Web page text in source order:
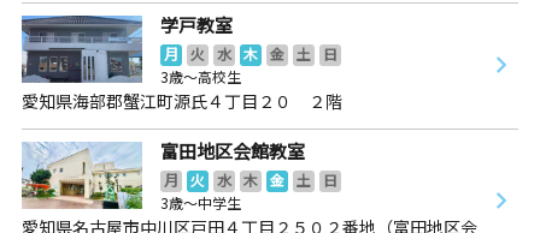
学戸教室
月 火 水 木 金 土
日
3歳～高校生
愛知県海部郡蟹江町源氏４丁目２０ ２階
富田地区会館教室
月 火 水 木 金 土
日
3歳～中学生
愛知県名古屋市中川区戸田４丁目２５０２番地（富田地区会